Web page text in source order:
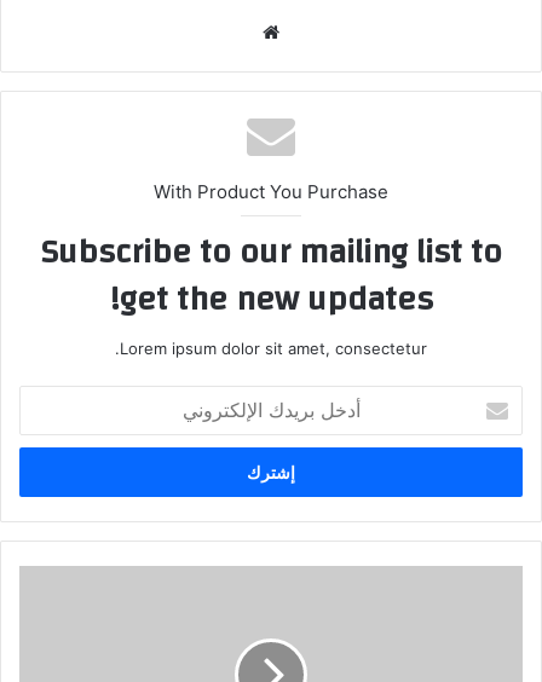
الوي
ب
With Product You Purchase
Subscribe to our mailing list to
get the new updates!
Lorem ipsum dolor sit amet, consectetur.
خ
ب
ر